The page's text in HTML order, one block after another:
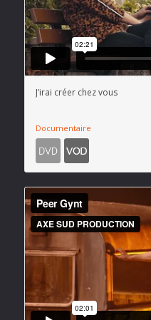
J’irai créer chez vous
Documentaire